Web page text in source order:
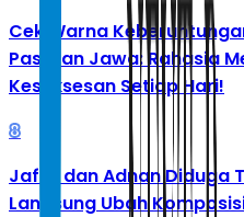
Cek Warna
Pasaran Jawa: Rahasia
Kesuksesan Setiap Hari!
8
Jafar dan Adnan Diduga
Langsung Ubah